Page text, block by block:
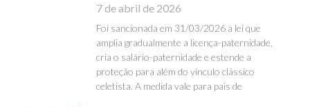
7 de abril de 2026
Foi sancionada em 31/03/2026 a lei que
amplia gradualmente a licença-paternidade,
cria o salário-paternidade e estende a
proteção para além do vínculo clássico
celetista. A medida vale para pais de